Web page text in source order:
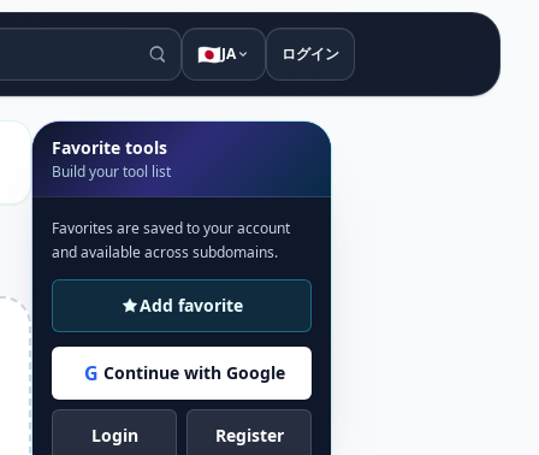
🇯🇵JA ログイン
Favorite tools
Build your tool list
Favorites are saved to your account
and available across subdomains.
Add favorite
G Continue with Google
Login Register